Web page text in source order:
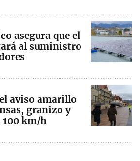
asegura que el
al suministro
aviso amarillo
granizo y
100 km/h